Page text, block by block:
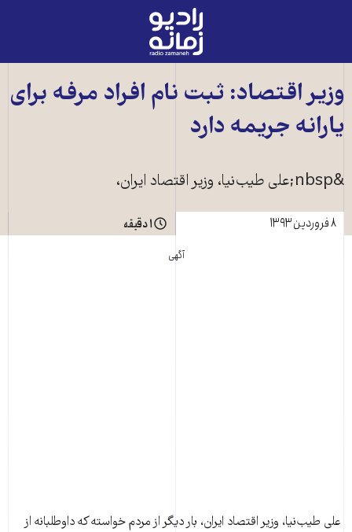
رادیو
زمانه
صفحه
اصلی
وزیر اقتصاد: ثبت نام افراد مرفه برای
یارانه جریمه دارد
&nbsp;علی‌ طیب‌نیا، وزیر اقتصاد ایران،
۸ فروردین ۱۳۹۳
۱ دقیقه
آگهی
علی‌ طیب‌نیا، وزیر اقتصاد ایران، بار دیگر از مردم خواسته که داوطلبانه از